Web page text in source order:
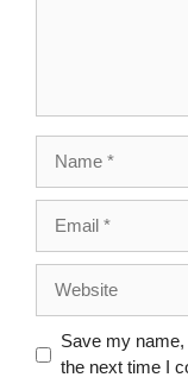
Save my
the next time I